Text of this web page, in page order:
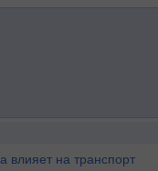
влияет на транспорт